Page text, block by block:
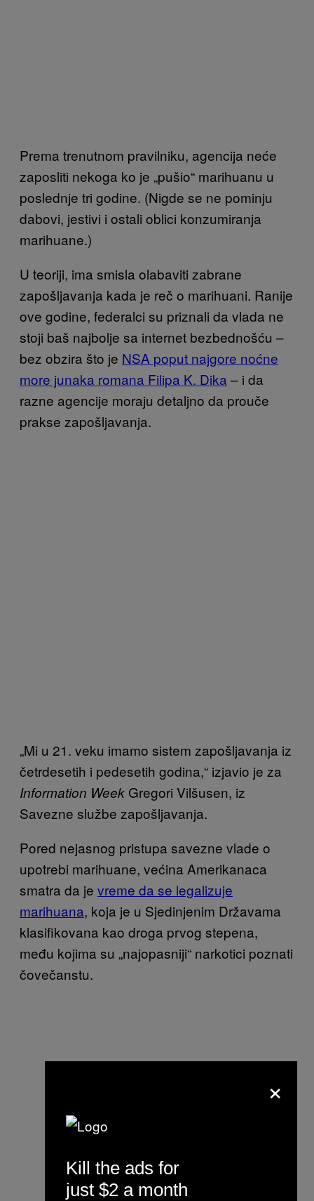
Prema trenutnom pravilniku, agencija neće
zaposliti nekoga ko je „pušio“ marihuanu u
poslednje tri godine. (Nigde se ne pominju
dabovi, jestivi i ostali oblici konzumiranja
marihuane.)
U teoriji, ima smisla olabaviti zabrane
zapošljavanja kada je reč o marihuani. Ranije
ove godine, federalci su priznali da vlada ne
stoji baš najbolje sa internet bezbednošću –
bez obzira što je NSA poput najgore noćne
more junaka romana Filipa K. Dika – i da
razne agencije moraju detaljno da prouče
prakse zapošljavanja.
„Mi u 21. veku imamo sistem zapošljavanja iz
četrdesetih i pedesetih godina,“ izjavio je za
Information Week Gregori Vilšusen, iz
Savezne službe zapošljavanja.
Pored nejasnog pristupa savezne vlade o
upotrebi marihuane, većina Amerikanaca
smatra da je vreme da se legalizuje
marihuana, koja je u Sjedinjenim Državama
klasifikovana kao droga prvog stepena,
među kojima su „najopasniji“ narkotici poznati
čovečanstu.
×
Kill the ads for
just $2 a month